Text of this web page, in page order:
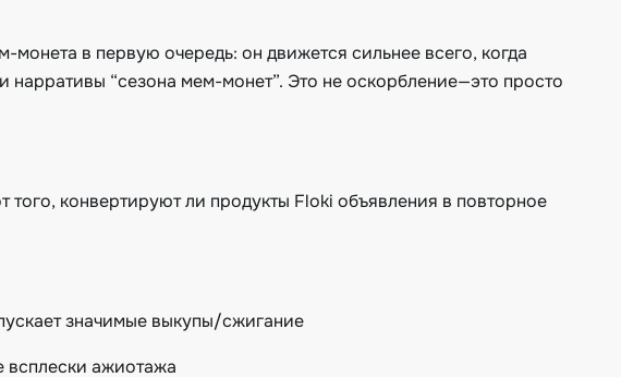
монета в первую очередь: он движется сильнее всего, когда
“сезона мем-монет”. Это не оскорбление—это просто
того, конвертируют ли продукты Floki объявления в повторное
значимые выкупы/сжигание
всплески ажиотажа